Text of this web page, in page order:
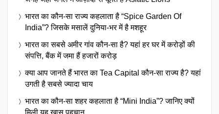
भारत का कौन-सा राज्य कहलाता है “Spice Garden Of
India”? जिसके मसालें दुनिया-भर में है मशहूर
भारत का सबसे अमीर गांव कौन-सा है? यहां हर घर में करोड़ों की
संपत्ति, बैंक में जमा हैं हजारों करोड़
क्या आप जानते हैं भारत का Tea Capital कौन-सा राज्य है? यहां
उगती है सबसे ज्यादा चाय
भारत का कौन-सा शहर कहलाता है “Mini India”? जानिए क्यों
मिली यह खास पहचान